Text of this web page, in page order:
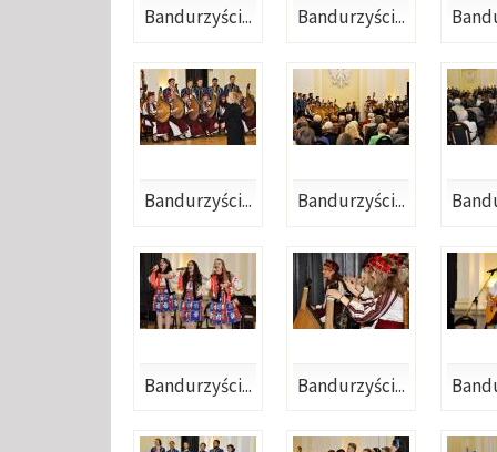
Bandurzyści... Bandurzyści...
Bandurzyści... Bandurzyści...
Bandurzyści... Bandurzyści...